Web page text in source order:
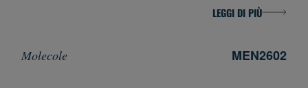
LEGGI DI PIÙ
MEN2602